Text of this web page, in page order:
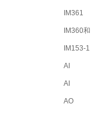
IM361
IM360
IM153-1
AI
AI
AO